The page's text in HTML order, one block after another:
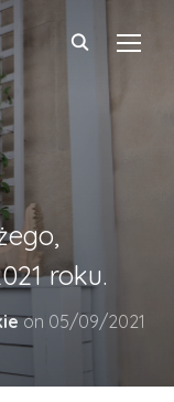
roku.
on 05/09/2021